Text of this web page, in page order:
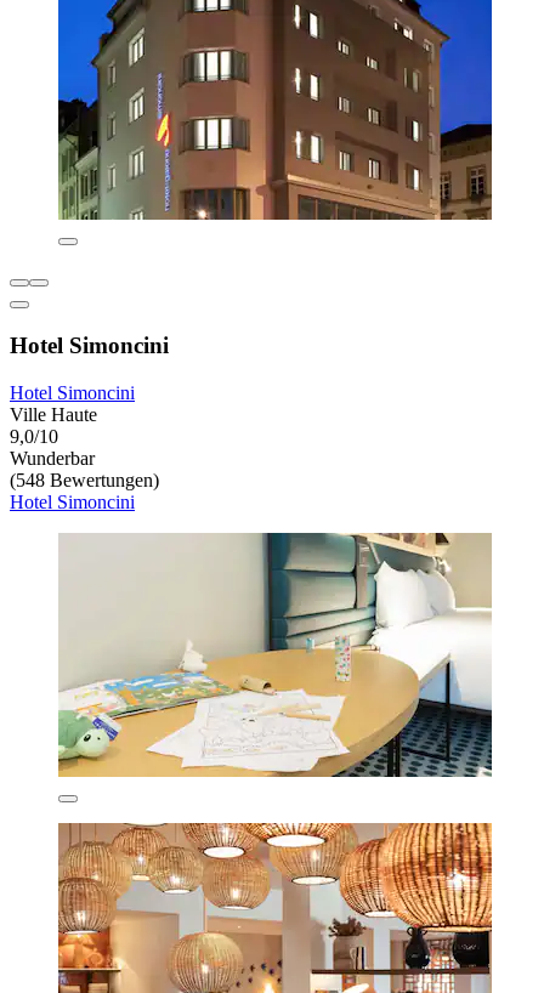
Hotel Simoncini
Hotel Simoncini
Ville Haute
9,0/10
Wunderbar
(548 Bewertungen)
Hotel Simoncini